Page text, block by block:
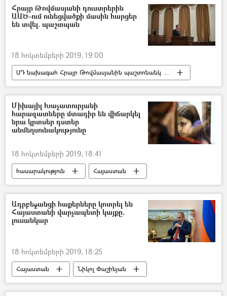
ՁԻԱՀ
Հրայր Թովմասյանի դուստրերին
ԱԱԾ–ում ունեցվածքի մասին հարցեր
են տվել. պաշտպան
18 հոկտեմբերի 2019, 19:00
ՍԴ նախագահ Հրայր Թովմասյանին պաշտոնանկ անելու գործընթացը
Հայաստան
Հրայր Թովմասյան
Սահմանադրական դատարան
ՀՀ ազգային անվտանգության ծառայություն. ԱԱԾ
Միխայիլ Խաչատուրյանի
հարազատները մտադիր են վիճարկել
նրա կրտսեր դստեր
անմեղսունակությունը
18 հոկտեմբերի 2019, 18:41
հասարակություն
Հայաստան
Ռուսաստան
Աշխարհ
Խաչատուրյան քույրեր
Դատարան
բողոք
փաստաբան
Ադրբեջանցի հաքերները կոտրել են
Հայաստանի վարչապետի կայքը.
լուսանկար
18 հոկտեմբերի 2019, 18:25
Հայաստան
Նիկոլ Փաշինյան
Ադրբեջան
կայք
հաքեր